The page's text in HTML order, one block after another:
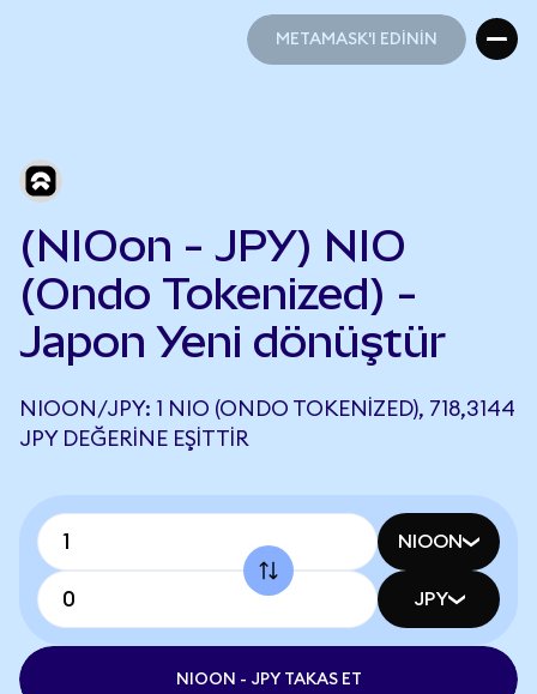
METAMASK'I EDİNİN
(NIOon - JPY) NIO
(Ondo Tokenized) -
Japon Yeni dönüştür
NIOON/JPY: 1 NIO (ONDO TOKENIZED), 718,3144
JPY DEĞERINE EŞITTIR
NIOON
JPY
NIOON - JPY TAKAS ET